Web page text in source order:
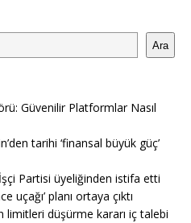
Ara
Güvenilir Platformlar Nasıl
tarihi ‘finansal büyük güç’
Partisi üyeliğinden istifa etti
uçağı’ planı ortaya çıktı
limitleri düşürme kararı iç talebi